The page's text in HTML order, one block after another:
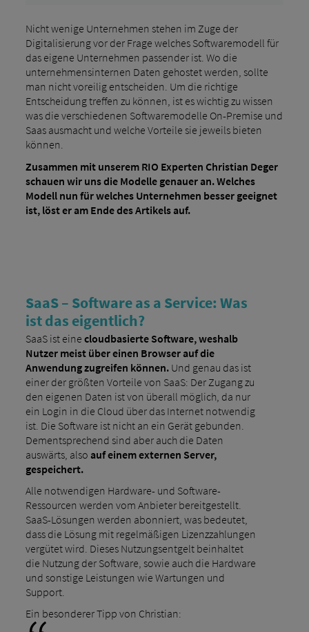
Nicht wenige Unternehmen stehen im Zuge der
Digitalisierung vor der Frage welches Softwaremodell für
das eigene Unternehmen passender ist. Wo die
unternehmensinternen Daten gehostet werden, sollte
man nicht voreilig entscheiden. Um die richtige
Entscheidung treffen zu können, ist es wichtig zu wissen
was die verschiedenen Softwaremodelle On-Premise und
Saas ausmacht und welche Vorteile sie jeweils bieten
können.
Zusammen mit unserem RIO Experten Christian Deger
schauen wir uns die Modelle genauer an. Welches
Modell nun für welches Unternehmen besser geeignet
ist, löst er am Ende des Artikels auf.
SaaS – Software as a Service: Was
ist das eigentlich?
SaaS ist eine cloudbasierte Software, weshalb
Nutzer meist über einen Browser auf die
Anwendung zugreifen können.Und genau das ist
einer der größten Vorteile von SaaS: Der Zugang zu
den eigenen Daten ist von überall möglich, da nur
ein Login in die Cloud über das Internet notwendig
ist. Die Software ist nicht an ein Gerät gebunden.
Dementsprechend sind aber auch die Daten
auswärts, also auf einem externen Server,
gespeichert.
Alle notwendigen Hardware- und Software-
Ressourcen werden vom Anbieter bereitgestellt.
SaaS-Lösungen werden abonniert, was bedeutet,
dass die Lösung mit regelmäßigen Lizenzzahlungen
vergütet wird. Dieses Nutzungsentgelt beinhaltet
die Nutzung der Software, sowie auch die Hardware
und sonstige Leistungen wie Wartungen und
Support.
Ein besonderer Tipp von Christian: